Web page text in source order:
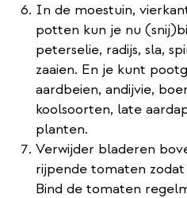
In de moestuin,
potten kun je nu
peterselie, radijs, sla,
zaaien. En je kunt
aardbeien, andijvie,
koolsoorten, late
planten.
Verwijder bladeren
rijpende tomaten
Bind de tomaten